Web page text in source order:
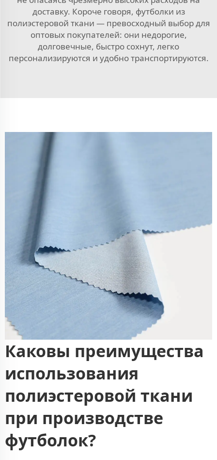
доставку. Короче говоря, футболки из
полиэстеровой ткани — превосходный выбор для
оптовых покупателей: они недорогие,
долговечные, быстро сохнут, легко
персонализируются и удобно транспортируются.
Каковы преимущества
использования
полиэстеровой ткани
при производстве
футболок?